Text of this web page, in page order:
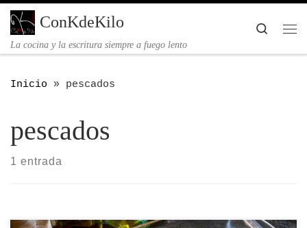
Saltar al contenido
ConKdeKilo
La cocina y la escritura siempre a fuego lento
Inicio » pescados
pescados
1 entrada